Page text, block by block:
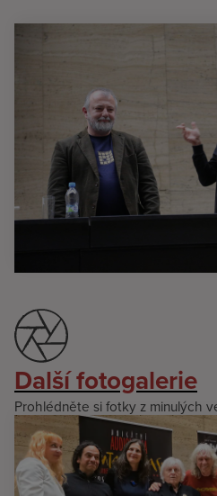
Další fotogalerie
Prohlédněte si fotky z minulých